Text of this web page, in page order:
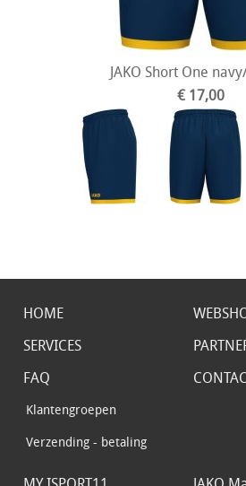
JAKO Short One
€ 17,00
HOME
SERVICES
FAQ
Klantengroepen
Verzending - betaling